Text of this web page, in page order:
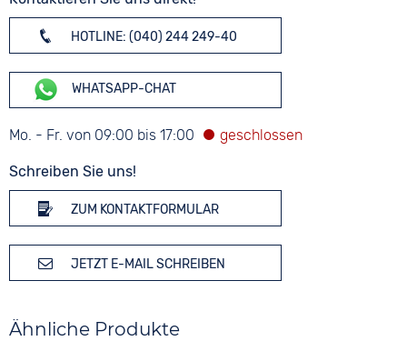
HOTLINE: (040) 244 249-40
WHATSAPP-CHAT
Mo. - Fr. von 09:00 bis 17:00
Schreiben Sie uns!
ZUM KONTAKTFORMULAR
JETZT E-MAIL SCHREIBEN
Ähnliche Produkte